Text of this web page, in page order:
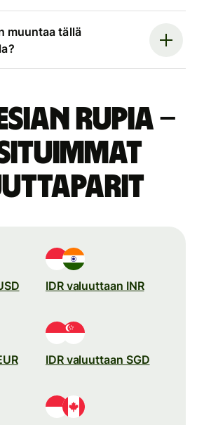
muuntaa tällä
rupia –
IDR valuuttaan INR
IDR valuuttaan SGD